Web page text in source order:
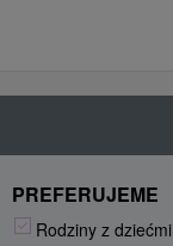
PREFERUJEME
Rodziny z dziećmi